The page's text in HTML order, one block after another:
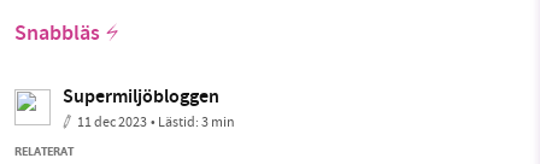
Snabbläs
Supermiljöbloggen
11 dec 2023• Lästid:3 min
RELATERAT